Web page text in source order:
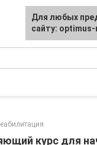
курс для
Для любых
сайту: optimus-